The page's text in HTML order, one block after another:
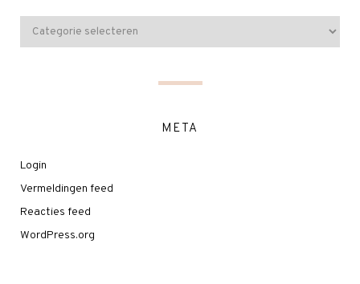
META
Login
Vermeldingen feed
Reacties feed
WordPress.org